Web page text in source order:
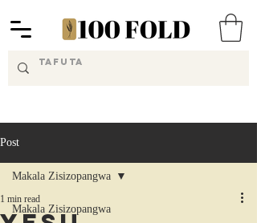
Post
Makala Zisizopangwa
Makala Zisizopangwa
1 min read